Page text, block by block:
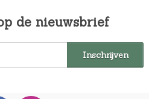
de nieuwsbrief